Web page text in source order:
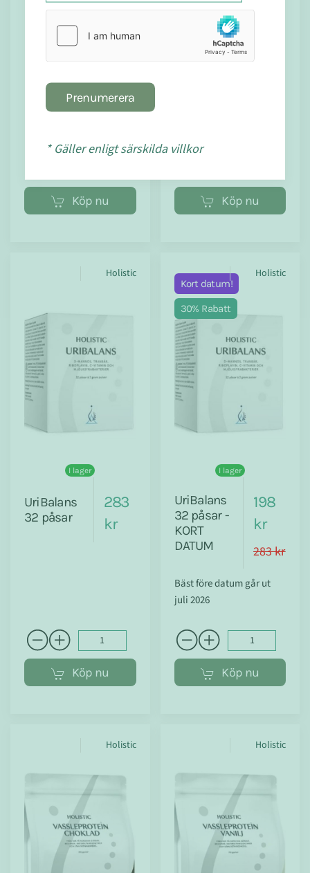
UltraDetox
406
Köp nu Köp nu
Holistic
I lager
UriBalans
32 påsar
283
kr
Köp nu
Kort datum!
30% Rabatt
Holistic
I lager
UriBalans
32 påsar -
KORT
DATUM
198
kr
283 kr
Bäst före datum går ut
juli 2026
Köp nu
Holistic Holistic
Prenumerera
* Gäller enligt särskilda villkor